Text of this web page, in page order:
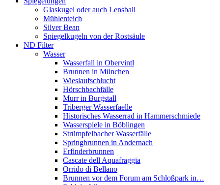
Glaskugel oder auch Lensball
Mühlenteich
Silver Bean
Spiegelkugeln von der Rostsäule
ND Filter
Wasser
Wasserfall in Obervintl
Brunnen in München
Wieslaufschlucht
Hörschbachfälle
Murr in Burgstall
Triberger Wasserfaelle
Historisches Wasserrad in Hammerschmiede
Wasserspiele in Böblingen
Strümpfelbacher Wasserfälle
Springbrunnen in Andernach
Erfinderbrunnen
Cascate dell Aquafraggia
Orrido di Bellano
Brunnen vor dem Forum am Schloßpark in…